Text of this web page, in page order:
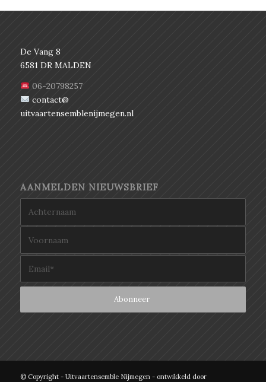
De Vang 8
6581 DR MALDEN
06-20798257
contact@
uitvaartensemblenijmegen.nl
AANMELDEN NIEUWSBRIEF
© Copyright - Uitvaartensemble Nijmegen - ontwikkeld door